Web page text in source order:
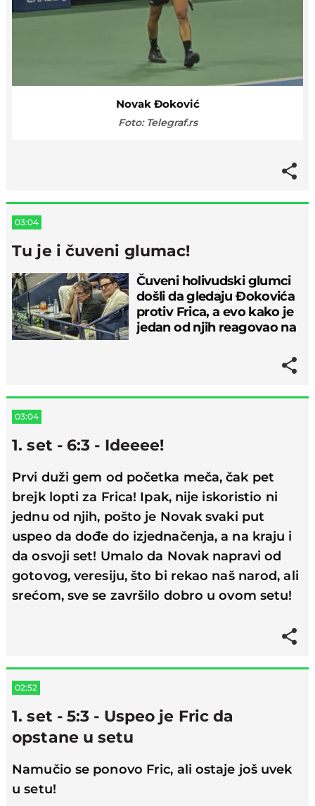
Novak Đoković
Foto: Telegraf.rs
03:04
Tu je i čuveni glumac!
Čuveni holivudski glumci
došli da gledaju Đokovića
protiv Frica, a evo kako je
jedan od njih reagovao na
03:04
1. set - 6:3 - Ideeee!
Prvi duži gem od početka meča, čak pet
brejk lopti za Frica! Ipak, nije iskoristio ni
jednu od njih, pošto je Novak svaki put
uspeo da dođe do izjednačenja, a na kraju i
da osvoji set! Umalo da Novak napravi od
gotovog, veresiju, što bi rekao naš narod, ali
srećom, sve se završilo dobro u ovom setu!
02:52
1. set - 5:3 - Uspeo je Fric da
opstane u setu
Namučio se ponovo Fric, ali ostaje još uvek
u setu!